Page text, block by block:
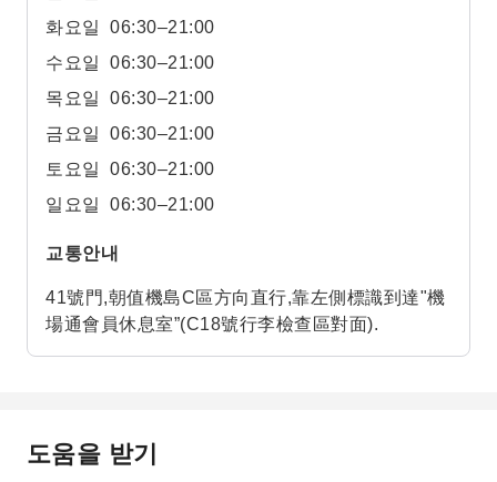
화요일
06:30–21:00
수요일
06:30–21:00
목요일
06:30–21:00
금요일
06:30–21:00
토요일
06:30–21:00
일요일
06:30–21:00
교통안내
41號門,朝值機島C區方向直行,靠左側標識到達"機
場通會員休息室”(C18號行李檢查區對面).
도움을 받기